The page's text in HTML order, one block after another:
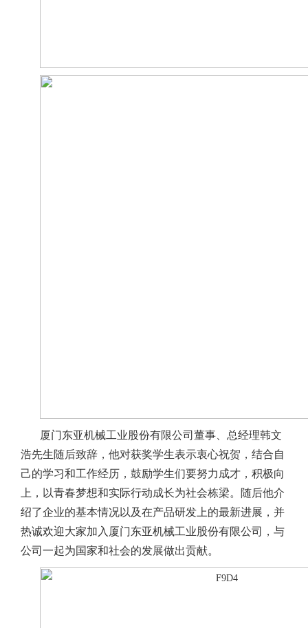
厦门东亚机械工业股份有限公司董事、总经理韩文
浩先生随后致辞，他对获奖学生表示衷心祝贺，结合自
己的学习和工作经历，鼓励学生们要努力成才，积极向
上，以青春梦想和实际行动成长为社会栋梁。随后他介
绍了企业的基本情况以及在产品研发上的最新进展，并
热诚欢迎大家加入厦门东亚机械工业股份有限公司，与
公司一起为国家和社会的发展做出贡献。